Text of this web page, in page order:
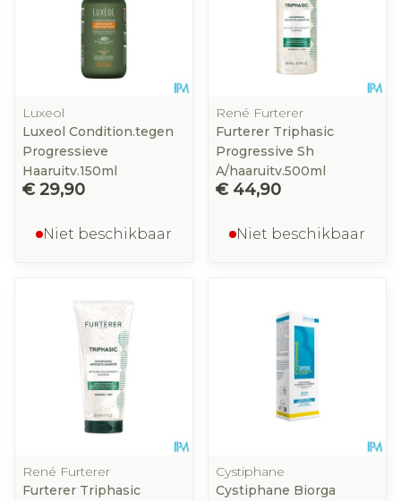
Luxeol
Luxeol Condition.tegen
Progressieve
Haaruitv.150ml
€ 29,90
Niet beschikbaar
René Furterer
Furterer Triphasic
Progressive Sh
A/haaruitv.500ml
€ 44,90
Niet beschikbaar
René Furterer
Furterer Triphasic
Cystiphane
Cystiphane Biorga